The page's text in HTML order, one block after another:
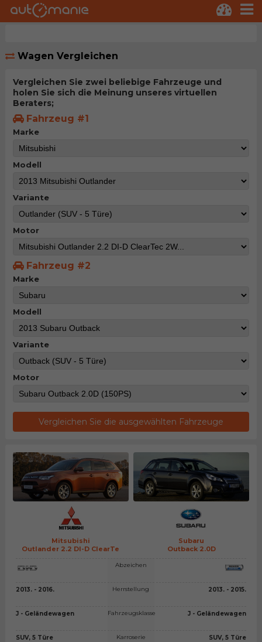
Wagen Vergleichen
Vergleichen Sie zwei beliebige Fahrzeuge und
holen Sie sich die Meinung unseres virtuellen
Beraters;
Fahrzeug #1
Marke
Modell
Variante
Motor
Fahrzeug #2
Marke
Modell
Variante
Motor
Vergleichen Sie die ausgewählten Fahrzeuge
Mitsubishi
Outlander 2.2 DI-D ClearTe
Subaru
Outback 2.0D
2013. - 2016.
J - Geländewagen
SUV, 5 Türe
Abzeichen
Herrstellung
Fahrzeugsklasse
Karroserie
2013. - 2015.
J - Geländewagen
SUV, 5 Türe